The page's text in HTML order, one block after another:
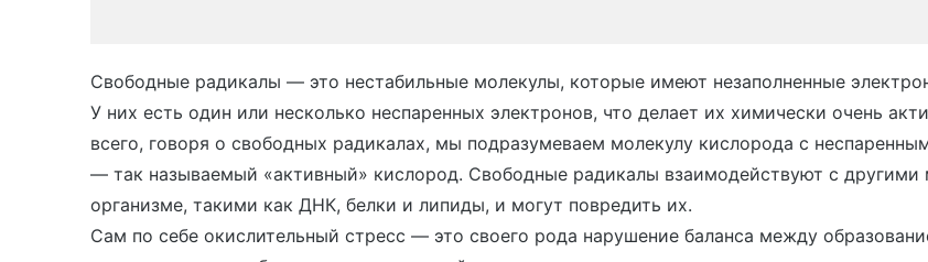
Свободные радикалы — это нестабильные молекулы, которые имеют незаполненные
У них есть один или несколько неспаренных электронов, что делает их химически очень
всего, говоря о свободных радикалах, мы подразумеваем молекулу кислорода с
— так называемый «активный» кислород. Свободные радикалы взаимодействуют с другими
организме, такими как ДНК, белки и липиды, и могут повредить их.
Сам по себе окислительный стресс — это своего рода нарушение баланса между